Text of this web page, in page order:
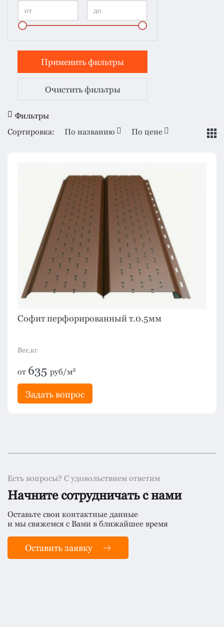
Черепица
Очистить фильтры
Фильтры
Сортировка:
По названию По цене
Софит перфорированный т.0.5мм
Вес,кг
от 635 руб/м2
Задать вопрос
Есть вопросы? С удовольствием ответим
Начните сотрудничать с нами
Оставьте свои контактные данные
и мы свяжемся с Вами в ближайшее время
Оставить заявку